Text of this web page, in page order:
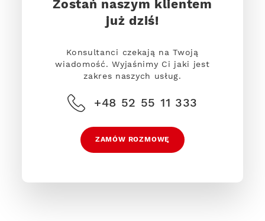
Zostań naszym klientem
już dziś!
Konsultanci czekają na Twoją
wiadomość. Wyjaśnimy Ci jaki jest
zakres naszych usług.
+48 52 55 11 333
ZAMÓW ROZMOWĘ